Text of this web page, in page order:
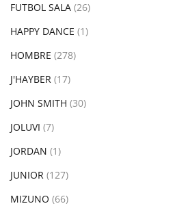
FUTBOL SALA (26)
HAPPY DANCE (1)
HOMBRE (278)
J'HAYBER (17)
JOHN SMITH (30)
JOLUVI (7)
JORDAN (1)
JUNIOR (127)
MIZUNO (66)